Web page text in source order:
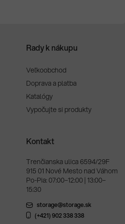
Rady k nákupu
Veľkoobchod
Doprava a platba
Katalógy
Vypočujte si produkty
Kontakt
Trenčianska ulica 6594/29F
915 01 Nové Mesto nad Váhom
Po-Pia: 07:00–12:00 | 13:00–
15:30
storage@storage.sk
(+421) 902 338 338